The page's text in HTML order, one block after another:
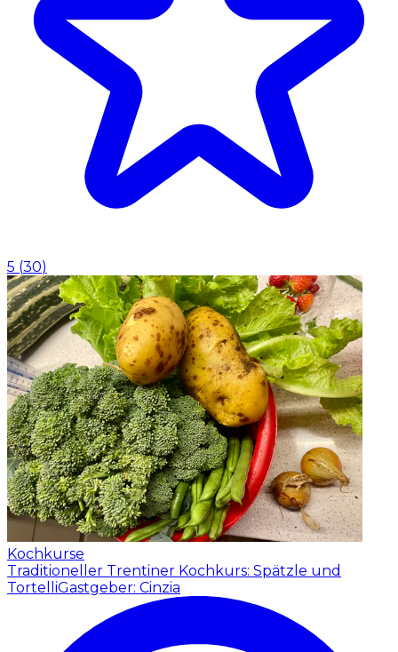
5 (30)
Kochkurse
Traditioneller Trentiner Kochkurs: Spätzle und
TortelliGastgeber: Cinzia